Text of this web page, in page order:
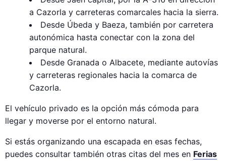
a Cazorla y carreteras comarcales hacia la sierra.
Desde Úbeda y Baeza, también por carretera
autonómica hasta conectar con la zona del
parque natural.
Desde Granada o Albacete, mediante autovías
y carreteras regionales hacia la comarca de
Cazorla.
El vehículo privado es la opción más cómoda para
llegar y moverse por el entorno natural.
Si estás organizando una escapada en esas fechas,
puedes consultar también otras citas del mes en Ferias